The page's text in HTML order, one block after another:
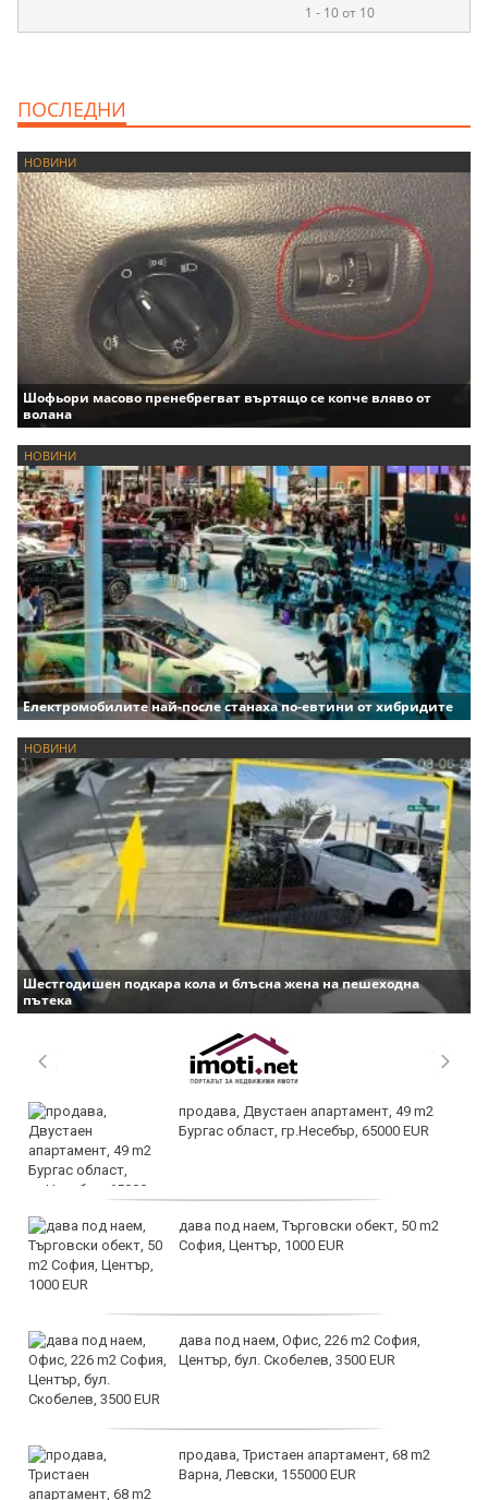
1 - 10 от 10
ПОСЛЕДНИ
НОВИНИ
Шофьори масово пренебрегват въртящо се копче вляво от
волана
НОВИНИ
Електромобилите най-после станаха по-евтини от хибридите
НОВИНИ
Шестгодишен подкара кола и блъсна жена на пешеходна
пътека
продава, Двустаен апартамент, 49 m2
Бургас област, гр.Несебър, 65000 EUR
дава под наем, Търговски обект, 50 m2
София, Център, 1000 EUR
дава под наем, Офис, 226 m2 София,
Център, бул. Скобелев, 3500 EUR
продава, Тристаен апартамент, 68 m2
Варна, Левски, 155000 EUR